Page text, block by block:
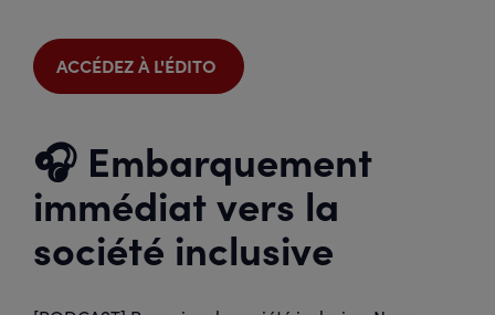
ACCÉDEZ À L'ÉDITO
🎧 Embarquement
immédiat vers la
société inclusive